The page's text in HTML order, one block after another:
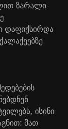
ზარალი
დაფიქსირდა
ისინი
მათ